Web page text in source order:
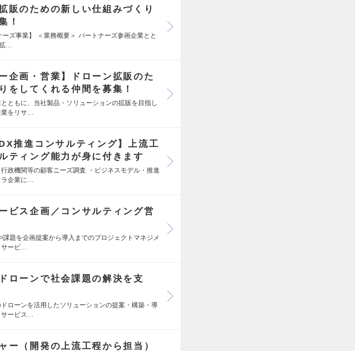
販のための新しい仕組みづくり
！
ーズ事業】 ＜業務概要＞ パートナーズ参画企業とと
拡…
企画・営業】ドローン拡販のた
をしてくれる仲間を募集！
ともに、当社製品・ソリューションの拡販を目指し
業をリサ…
推進コンサルティング】上流工
ティング能力が身に付きます
政機関等の顧客ニーズ調査 ・ビジネスモデル・推進
ラ企業に…
ビス企画／コンサルティング営
課題を企画提案から導入までのプロジェクトマネジメ
サービ…
ローンで社会課題の解決を支
ローンを活用したソリューションの提案・構築・導
サービス…
ー（開発の上流工程から担当）